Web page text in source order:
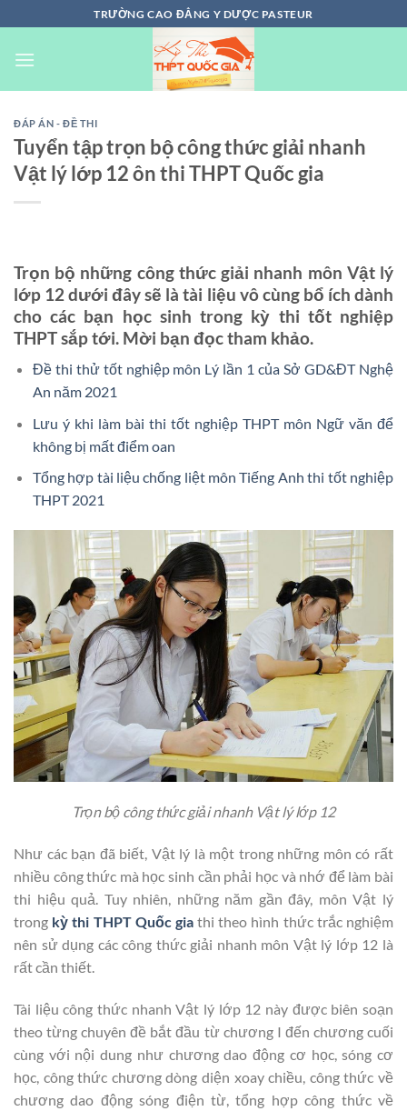
đến
nội
TRƯỜNG CAO ĐẲNG Y DƯỢC PASTEUR
ĐÁP ÁN - ĐỀ THI
Tuyển tập trọn bộ công thức giải nhanh
Vật lý lớp 12 ôn thi THPT Quốc gia
Trọn bộ những công thức giải nhanh môn Vật lý
lớp 12 dưới đây sẽ là tài liệu vô cùng bổ ích dành
cho các bạn học sinh trong kỳ thi tốt nghiệp
THPT sắp tới. Mời bạn đọc tham khảo.
Đề thi thử tốt nghiệp môn Lý lần 1 của Sở GD&ĐT Nghệ
An năm 2021
Lưu ý khi làm bài thi tốt nghiệp THPT môn Ngữ văn để
không bị mất điểm oan
Tổng hợp tài liệu chống liệt môn Tiếng Anh thi tốt nghiệp
THPT 2021
Trọn bộ công thức giải nhanh Vật lý lớp 12
Như các bạn đã biết, Vật lý là một trong những môn có rất
nhiều công thức mà học sinh cần phải học và nhớ để làm bài
thi hiệu quả. Tuy nhiên, những năm gần đây, môn Vật lý
trong kỳ thi THPT Quốc giathi theo hình thức trắc nghiệm
nên sử dụng các công thức giải nhanh môn Vật lý lớp 12 là
rất cần thiết.
Tài liệu công thức nhanh Vật lý lớp 12 này được biên soạn
theo từng chuyên đề bắt đầu từ chương I đến chương cuối
cùng với nội dung như chương dao động cơ học, sóng cơ
học, công thức chương dòng diện xoay chiều, công thức về
chương dao động sóng điện từ, tổng hợp công thức về